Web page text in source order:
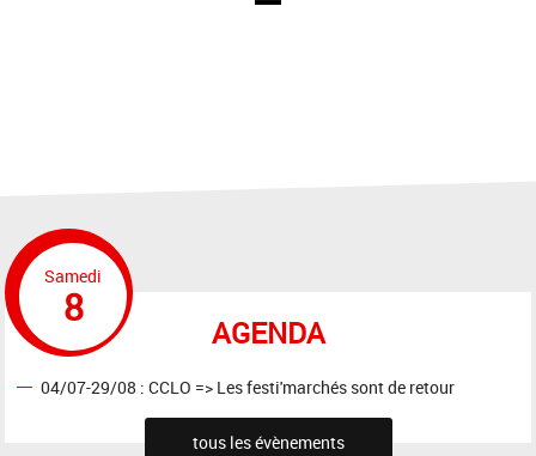
AGENDA
Samedi
8
04/07-29/08 : CCLO => Les festi'marchés sont de retour
tous les évènements